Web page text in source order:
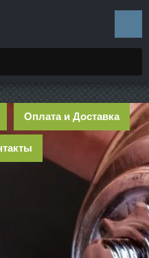
Оплата и Доставка